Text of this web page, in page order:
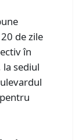
de zile
în
sediul